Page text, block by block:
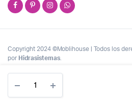
Silla
Presidencial
Copyright 2024 ©Moblihouse | Todos los
por Hidrasistemas.